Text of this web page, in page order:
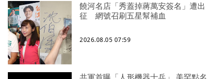
饒河名店「秀蓋掉蔣萬安簽名」遭出
征 網號召刷五星幫補血
2026.08.05 07:59